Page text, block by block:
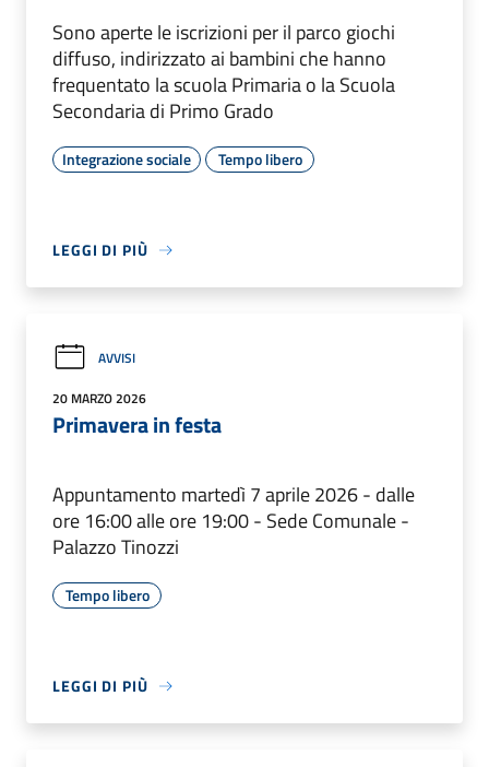
Sono aperte le iscrizioni per il parco giochi
diffuso, indirizzato ai bambini che hanno
frequentato la scuola Primaria o la Scuola
Secondaria di Primo Grado
Integrazione sociale Tempo libero
LEGGI DI PIÙ
AVVISI
20 MARZO 2026
Primavera in festa
Appuntamento martedì 7 aprile 2026 - dalle
ore 16:00 alle ore 19:00 - Sede Comunale -
Palazzo Tinozzi
Tempo libero
LEGGI DI PIÙ